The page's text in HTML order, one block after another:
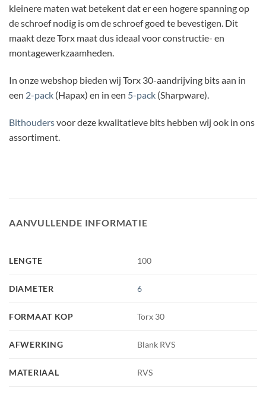
kleinere maten wat betekent dat er een hogere spanning op
de schroef nodig is om de schroef goed te bevestigen. Dit
maakt deze Torx maat dus ideaal voor constructie- en
montagewerkzaamheden.
In onze webshop bieden wij Torx 30-aandrijving bits aan in
een 2-pack (Hapax) en in een 5-pack (Sharpware).
Bithoudersvoor deze kwalitatieve bits hebben wij ook in ons
assortiment.
AANVULLENDE INFORMATIE
LENGTE 100
DIAMETER 6
FORMAAT KOP Torx 30
AFWERKING Blank RVS
MATERIAAL RVS